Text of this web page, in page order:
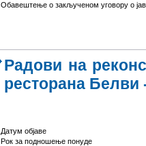
Обавештење о закљученом уговору о
Радови на
ресторана Белви
Датум објаве
Рок за подношење понуде